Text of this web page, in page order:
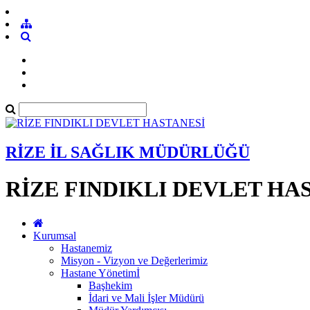
RİZE İL SAĞLIK MÜDÜRLÜĞÜ
RİZE FINDIKLI DEVLET
Kurumsal
Hastanemiz
Misyon - Vizyon ve Değerlerimiz
Hastane Yönetimİ
Başhekim
İdari ve Mali İşler Müdürü